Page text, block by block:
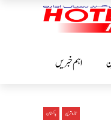
اہم خبریں
پاکستان تازہ ترین